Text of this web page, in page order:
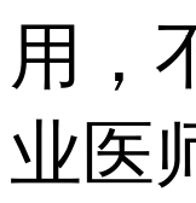
用，
业医